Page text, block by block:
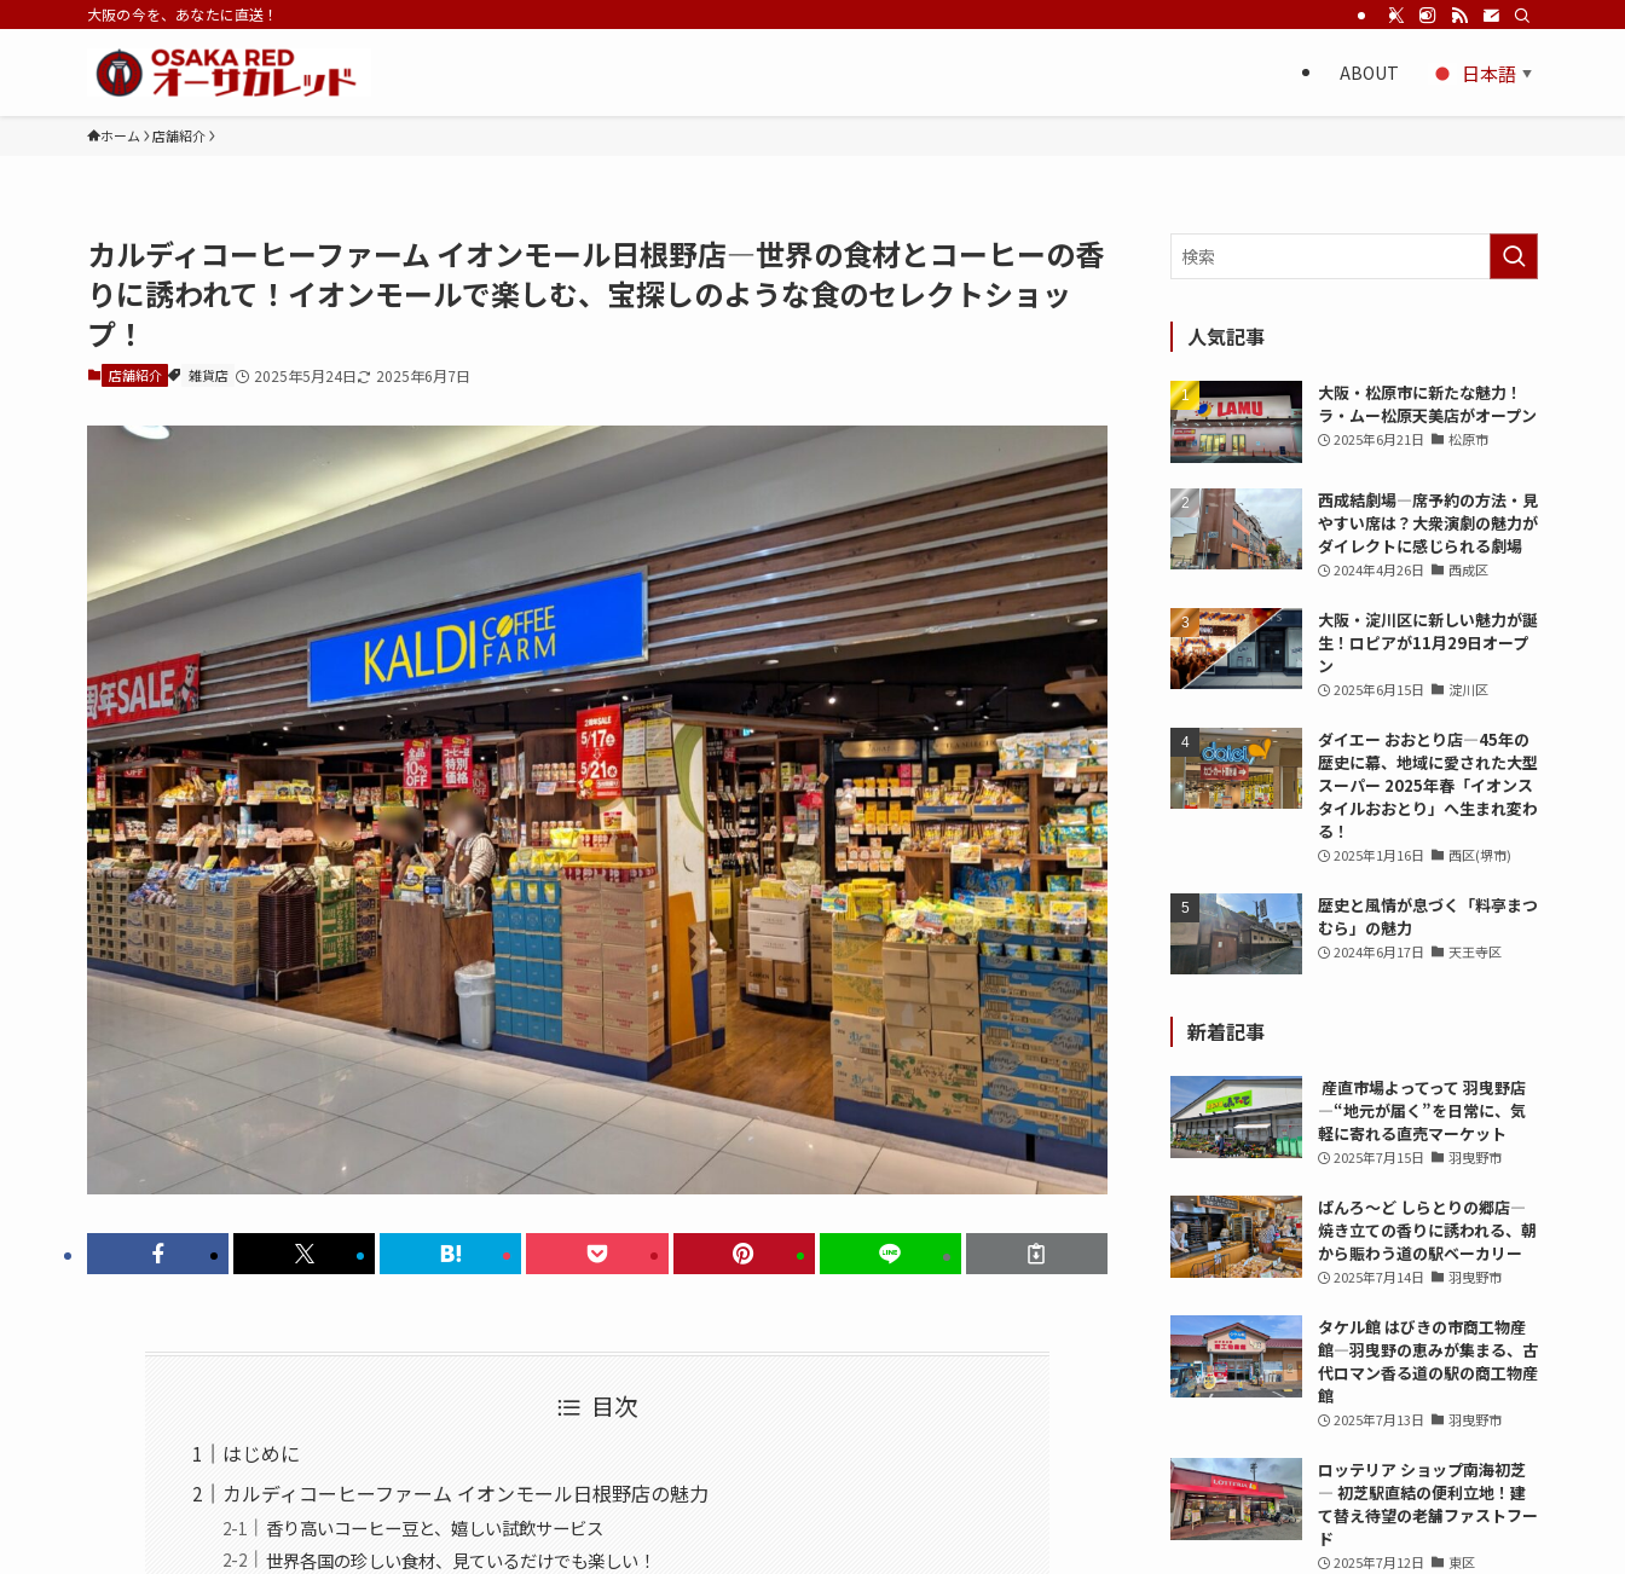
大阪の今を、あなたに直送！
ABOUT 日本語 ▼
ホーム 店舗紹介
カルディコーヒーファーム イオンモール日根野店—世界の食材とコーヒーの香
りに誘われて！イオンモールで楽しむ、宝探しのような食のセレクトショッ
プ！
店舗紹介 雑貨店 2025年5月24日 2025年6月7日
目次
はじめに
カルディコーヒーファーム イオンモール日根野店の魅力
香り高いコーヒー豆と、嬉しい試飲サービス
世界各国の珍しい食材、見ているだけでも楽しい！
人気記事
大阪・松原市に新たな魅力！
ラ・ムー松原天美店がオープン
2025年6月21日 松原市
西成結劇場—席予約の方法・見
やすい席は？大衆演劇の魅力が
ダイレクトに感じられる劇場
2024年4月26日 西成区
大阪・淀川区に新しい魅力が誕
生！ロピアが11月29日オープ
ン
2025年6月15日 淀川区
ダイエー おおとり店—45年の
歴史に幕、地域に愛された大型
スーパー 2025年春「イオンス
タイルおおとり」へ生まれ変わ
る！
2025年1月16日 西区(堺市)
歴史と風情が息づく「料亭まつ
むら」の魅力
2024年6月17日 天王寺区
新着記事
産直市場よってって 羽曳野店
—“地元が届く”を日常に、気
軽に寄れる直売マーケット
2025年7月15日 羽曳野市
ぱんろ〜ど しらとりの郷店—
焼き立ての香りに誘われる、朝
から賑わう道の駅ベーカリー
2025年7月14日 羽曳野市
タケル館 はびきの市商工物産
館—羽曳野の恵みが集まる、古
代ロマン香る道の駅の商工物産
館
2025年7月13日 羽曳野市
ロッテリア ショップ南海初芝
— 初芝駅直結の便利立地！建
て替え待望の老舗ファストフー
ド
2025年7月12日 東区